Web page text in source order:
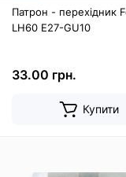
Патрон - перехідник
LH60 E27-GU10
33.00 грн.
Купити